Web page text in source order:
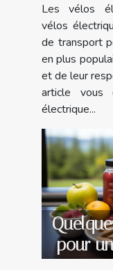
Les vélos
vélos
de transport
en plus
et de leur
article
électrique...
pour